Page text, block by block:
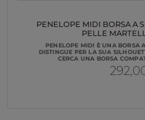
PENELOPE MIDI BORSA A
PELLE
PENELOPE MIDI È UNA BORSA
DISTINGUE PER LA SUA
CERCA UNA BORSA